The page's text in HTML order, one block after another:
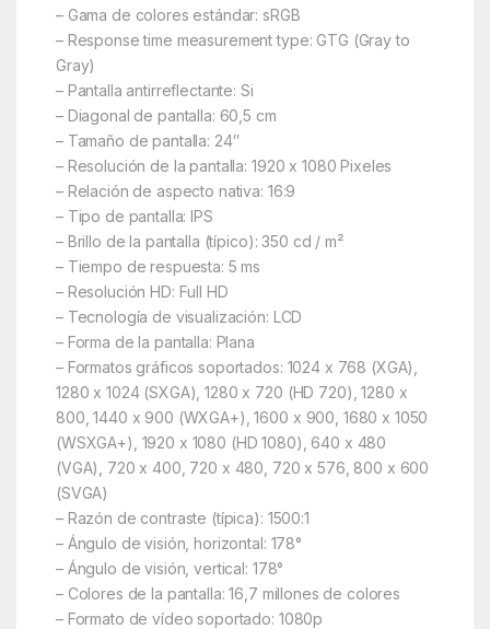
– Gama de colores estándar: sRGB
– Response time measurement type: GTG (Gray to
Gray)
– Pantalla antirreflectante: Si
– Diagonal de pantalla: 60,5 cm
– Tamaño de pantalla: 24″
– Resolución de la pantalla: 1920 x 1080 Pixeles
– Relación de aspecto nativa: 16:9
– Tipo de pantalla: IPS
– Brillo de la pantalla (típico): 350 cd / m²
– Tiempo de respuesta: 5 ms
– Resolución HD: Full HD
– Tecnología de visualización: LCD
– Forma de la pantalla: Plana
– Formatos gráficos soportados: 1024 x 768 (XGA),
1280 x 1024 (SXGA), 1280 x 720 (HD 720), 1280 x
800, 1440 x 900 (WXGA+), 1600 x 900, 1680 x 1050
(WSXGA+), 1920 x 1080 (HD 1080), 640 x 480
(VGA), 720 x 400, 720 x 480, 720 x 576, 800 x 600
(SVGA)
– Razón de contraste (típica): 1500:1
– Ángulo de visión, horizontal: 178°
– Ángulo de visión, vertical: 178°
– Colores de la pantalla: 16,7 millones de colores
– Formato de vídeo soportado: 1080p